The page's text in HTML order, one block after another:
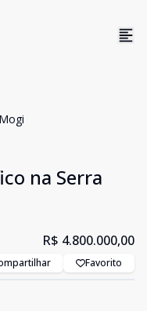
na Serra
R$ 4.800.000,00
Favorito